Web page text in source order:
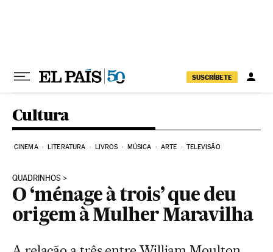
SUSCRÍBETE
Cultura
CINEMA LITERATURA LIVROS MÚSICA ARTE TELEVISÃO
QUADRINHOS
O ‘ménage à trois’ que deu
origem à Mulher Maravilha